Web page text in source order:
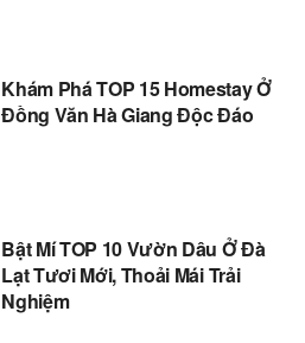
Khám Phá TOP 15 Homestay Ở
Đồng Văn Hà Giang Độc Đáo
Bật Mí TOP 10 Vườn Dâu Ở Đà
Lạt Tươi Mới, Thoải Mái Trải
Nghiệm